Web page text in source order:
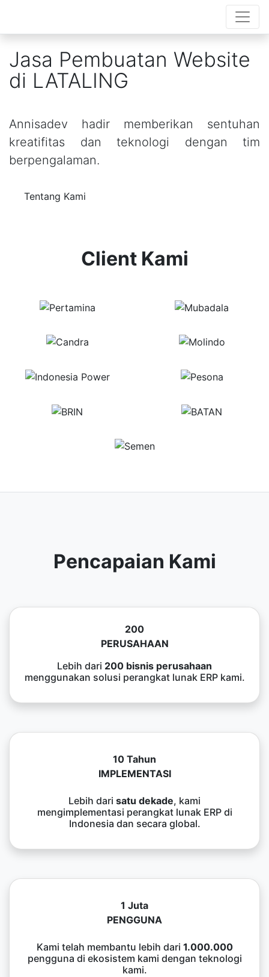
Jasa Pembuatan Website
di LATALING
Annisadev hadir memberikan sentuhan
kreatifitas dan teknologi dengan tim
berpengalaman.
Tentang Kami
Client Kami
Pencapaian Kami
200
PERUSAHAAN
Lebih dari 200 bisnis perusahaan
menggunakan solusi perangkat lunak ERP kami.
10 Tahun
IMPLEMENTASI
Lebih dari satu dekade, kami
mengimplementasi perangkat lunak ERP di
Indonesia dan secara global.
1 Juta
PENGGUNA
Kami telah membantu lebih dari 1.000.000
pengguna di ekosistem kami dengan teknologi
kami.